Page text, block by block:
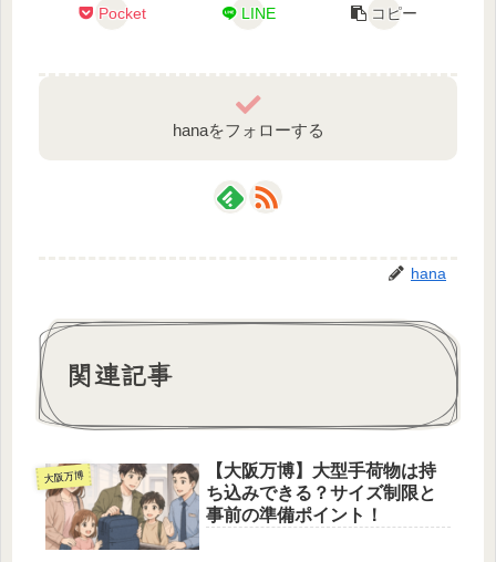
Pocket LINE コピー
hanaをフォローする
hana
関連記事
大阪万博
【大阪万博】大型手荷物は持
ち込みできる？サイズ制限と
事前の準備ポイント！